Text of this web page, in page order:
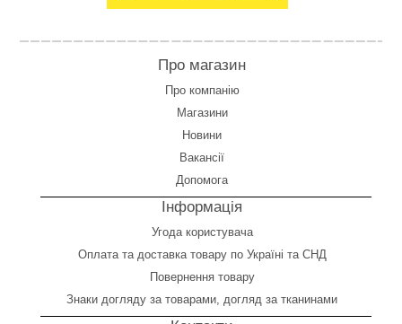
Про магазин
Про компанію
Магазини
Новини
Вакансії
Допомога
Інформація
Угода користувача
Оплата та доставка товару по Україні та СНД
Повернення товару
Знаки догляду за товарами, догляд за тканинами